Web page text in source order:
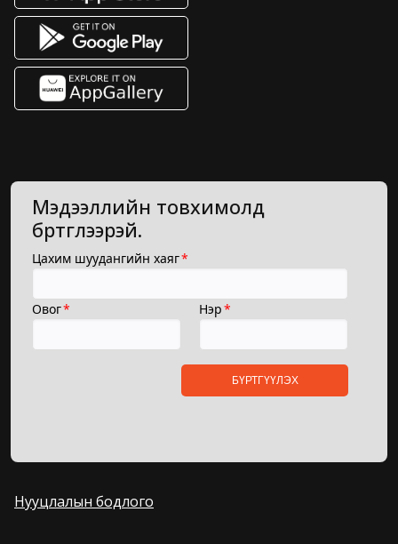
Мэдээллийн товхимолд
бүртгүүлээрэй.
Нууцлалын бодлого